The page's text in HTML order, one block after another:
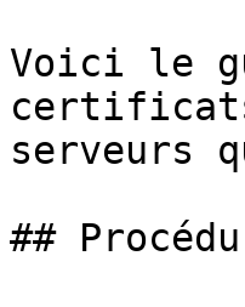
Voici le
serveurs
##